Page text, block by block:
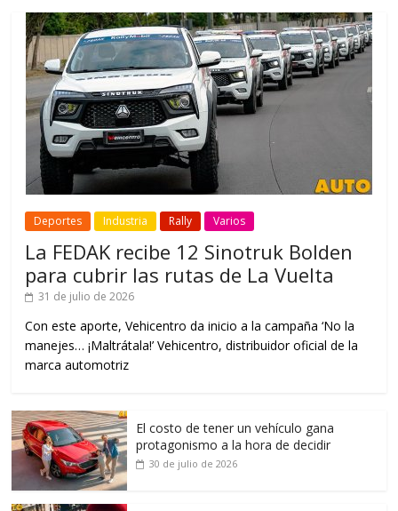
Deportes Industria Rally Varios
La FEDAK recibe 12 Sinotruk Bolden
para cubrir las rutas de La Vuelta
31 de julio de 2026
Con este aporte, Vehicentro da inicio a la campaña ‘No la
manejes… ¡Maltrátala!’ Vehicentro, distribuidor oficial de la
marca automotriz
El costo de tener un vehículo gana
protagonismo a la hora de decidir
30 de julio de 2026